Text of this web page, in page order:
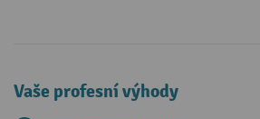
Vaše profesní výhody